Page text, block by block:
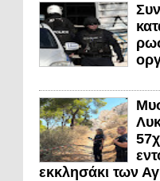
εκκλησάκι των